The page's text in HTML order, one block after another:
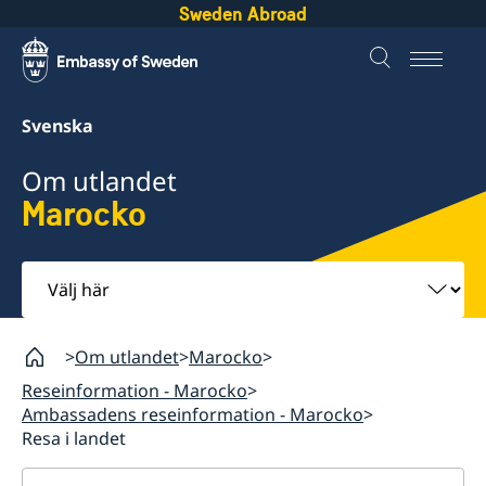
Sweden Abroad
Svenska
Om utlandet
Marocko
Välj
här
Om utlandet Marocko
Reseinformation - Marocko
Ambassadens reseinformation - Marocko
Resa i landet